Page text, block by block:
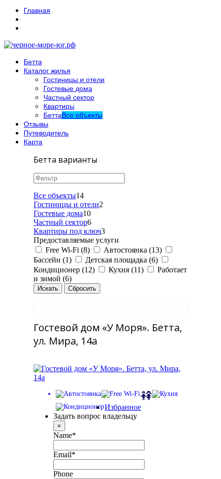
Главная
Бетта
Каталог жилья
Гостиницы и отели
Гостевые дома
Частный сектор
Квартиры
БеттаВсе объекты
Отзывы
Путеводитель
Карта
Бетта варианты
Все объекты14
Гостиницы и отели2
Гостевые дома10
Частный сектор6
Квартиры под ключ3
Предоставляемые услуги
Free Wi-Fi (8)
Автостоянка (13)
Бассейн (1)
Детская площадка (6)
Кондиционер (12)
Кухня (11)
Работает
и зимой (6)
Гостевой дом «У Моря». Бетта,
ул. Мира, 14а
Избранное
Задать вопрос владельцу
×
Name*
Email*
Phone